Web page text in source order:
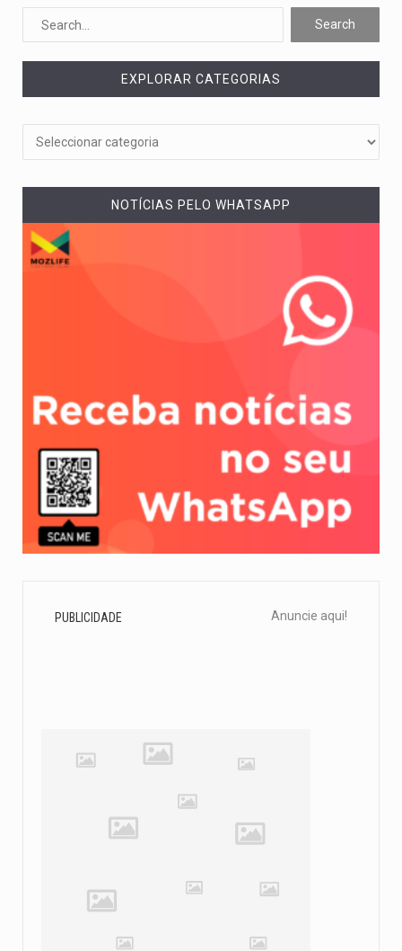
O programa, cuja implementação está prevista entre abril de 2026…
A nova legislação estabelece um prazo de 180 dias para…
EXPLORAR CATEGORIAS
NOTÍCIAS PELO WHATSAPP
PUBLICIDADE Anuncie aqui!